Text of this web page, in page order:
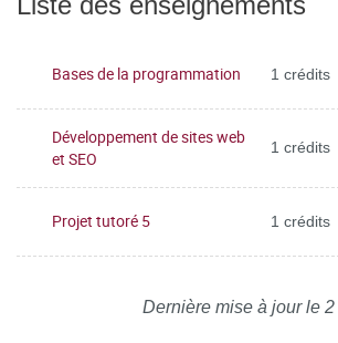
Bases de la programmation 1 crédits
Développement de sites web
et SEO
1 crédits
Projet tutoré 5 1 crédits
Dernière mise à jour le